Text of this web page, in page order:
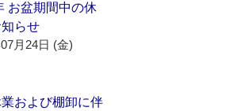
お盆期間中の休
らせ
月24日 (金)
および棚卸に伴